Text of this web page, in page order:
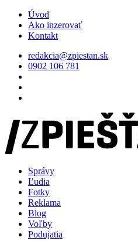
Úvod
Ako inzerovať
Kontakt
redakcia@zpiestan.sk
0902 106 781
Správy
Ľudia
Fotky
Reklama
Blog
Voľby
Podujatia